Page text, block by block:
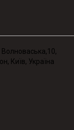
Волноваська,10,
Київ, Україна